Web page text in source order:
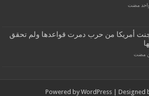
مضت
جنت أمريكا من حرب دمرت قواعدها ولم تحقق
مضت
Powered by WordPress| Designed